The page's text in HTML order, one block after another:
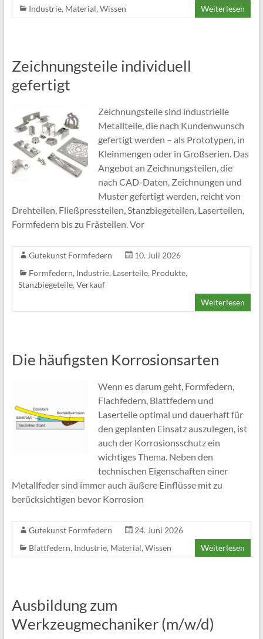
Industrie, Material, Wissen Weiterlesen
Zeichnungsteile individuell
gefertigt
Zeichnungsteile sind industrielle
Metallteile, die nach Kundenwunsch
gefertigt werden – als Prototypen, in
Kleinmengen oder in Großserien. Das
Angebot an Zeichnungsteilen, die
nach CAD-Daten, Zeichnungen und
Muster gefertigt werden, reicht von
Drehteilen, Fließpressteilen, Stanzbiegeteilen, Laserteilen,
Formfedern bis zu Frästeilen. Vor
Gutekunst Formfedern
10. Juli 2026
Formfedern, Industrie, Laserteile, Produkte,
Stanzbiegeteile, Verkauf
Weiterlesen
Die häufigsten Korrosionsarten
Wenn es darum geht, Formfedern,
Flachfedern, Blattfedern und
Laserteile optimal und dauerhaft für
den geplanten Einsatz auszulegen, ist
auch der Korrosionsschutz ein
wichtiges Thema. Neben den
technischen Eigenschaften einer
Metallfeder sind immer auch äußere Einflüsse mit zu
berücksichtigen bevor Korrosion
Gutekunst Formfedern
24. Juni 2026
Blattfedern, Industrie, Material, Wissen Weiterlesen
Ausbildung zum
Werkzeugmechaniker (m/w/d)